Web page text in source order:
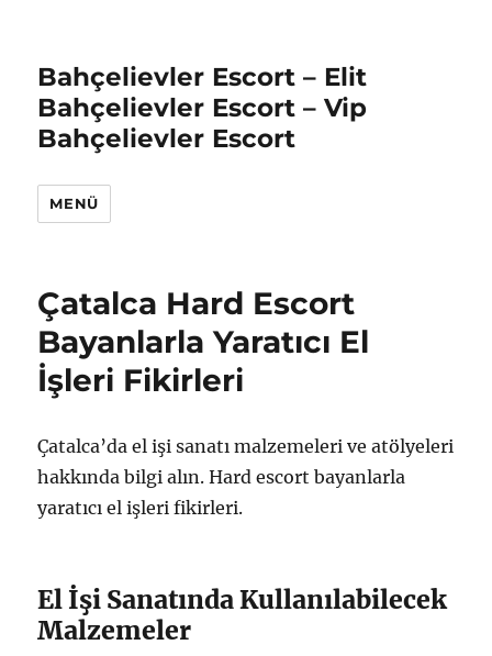
Bahçelievler Escort – Elit
Bahçelievler Escort – Vip
Bahçelievler Escort
MENÜ
Çatalca Hard Escort
Bayanlarla Yaratıcı El
İşleri Fikirleri
Çatalca’da el işi sanatı malzemeleri ve atölyeleri
hakkında bilgi alın. Hard escort bayanlarla
yaratıcı el işleri fikirleri.
El İşi Sanatında Kullanılabilecek
Malzemeler